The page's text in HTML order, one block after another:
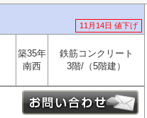
11月14日 値下げ
築35年
南西
鉄筋コンクリート
3階/（5階建）